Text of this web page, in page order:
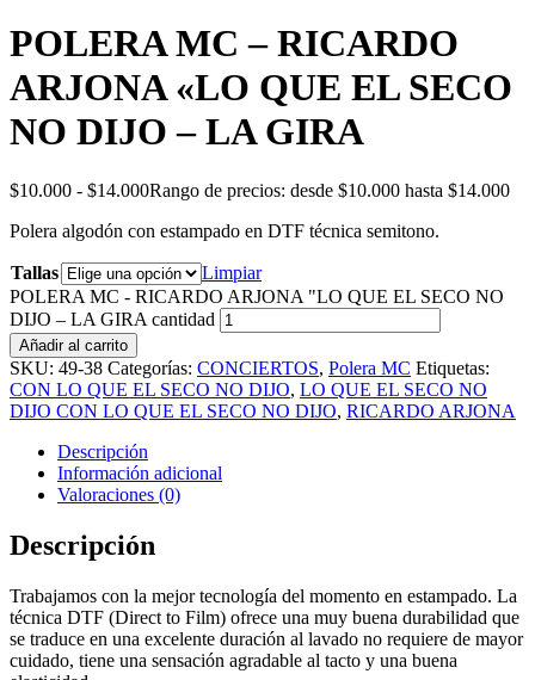
POLERA MC – RICARDO
ARJONA «LO QUE EL SECO
NO DIJO – LA GIRA
$10.000 - $14.000Rango de precios: desde $10.000 hasta $14.000
Polera algodón con estampado en DTF técnica semitono.
Tallas
Limpiar
POLERA MC - RICARDO ARJONA "LO QUE EL SECO NO
DIJO – LA GIRA cantidad
Añadir al carrito
SKU: 49-38 Categorías: CONCIERTOS, Polera MC Etiquetas:
CON LO QUE EL SECO NO DIJO, LO QUE EL SECO NO
DIJO CON LO QUE EL SECO NO DIJO, RICARDO ARJONA
Descripción
Información adicional
Valoraciones (0)
Descripción
Trabajamos con la mejor tecnología del momento en estampado. La
técnica DTF (Direct to Film) ofrece una muy buena durabilidad que
se traduce en una excelente duración al lavado no requiere de mayor
cuidado, tiene una sensación agradable al tacto y una buena